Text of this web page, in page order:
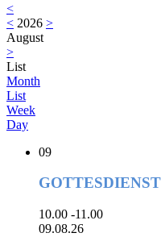
<
< 2026 >
August
>
List
Month
List
Week
Day
09
GOTTESDIENST
10.00 -11.00
09.08.26